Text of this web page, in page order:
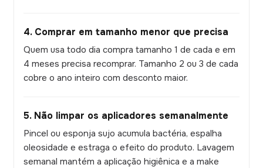
4. Comprar em tamanho menor que precisa
Quem usa todo dia compra tamanho 1 de cada e em
4 meses precisa recomprar. Tamanho 2 ou 3 de cada
cobre o ano inteiro com desconto maior.
5. Não limpar os aplicadores semanalmente
Pincel ou esponja sujo acumula bactéria, espalha
oleosidade e estraga o efeito do produto. Lavagem
semanal mantém a aplicação higiênica e a make